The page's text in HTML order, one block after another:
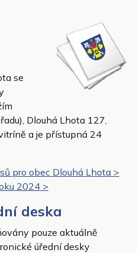
se
Dlouhá Lhota 127,
a je přístupná 24
pro obec Dlouhá Lhota >
2024 >
deska
pouze aktuálně
úřední desky